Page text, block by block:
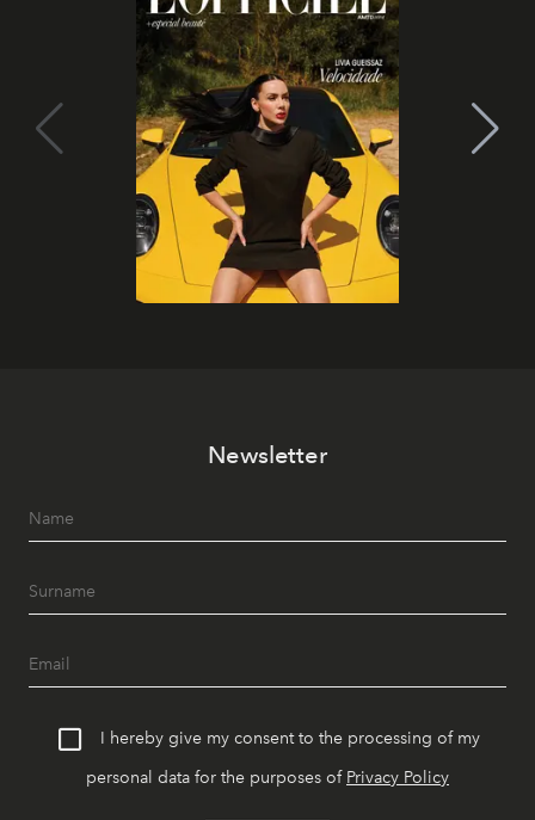
Newsletter
I hereby give my consent to the processing of my
personal data for the purposes of Privacy Policy